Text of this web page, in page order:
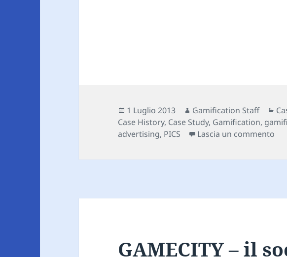
Scritto
il
1 Luglio 2013 Autore
Gamification Staff
Case History, Case Study, Gamification,
advertising, PICS Lascia un commento
GAMECITY – il